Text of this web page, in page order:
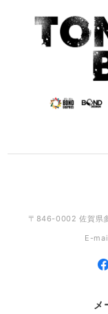
〒846-0002 佐賀県
E-
メ